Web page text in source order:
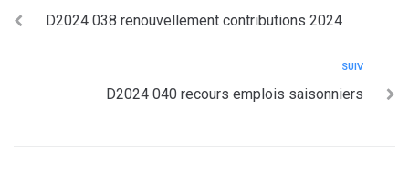
D2024 038 renouvellement contributions 2024
SUIV
D2024 040 recours emplois saisonniers